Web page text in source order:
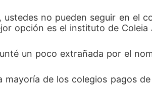
no pueden seguir en el
opción es el instituto de Coleia
un poco extrañada por el
de los colegios pagos